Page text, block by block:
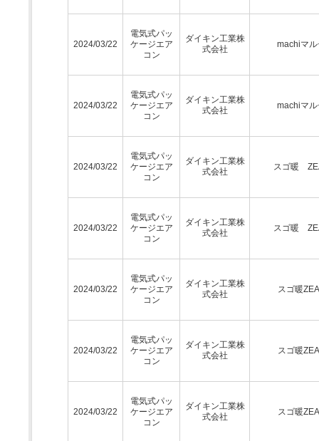
2024/03/22
電気式パッ
ケージエア
コン
ダイキン工業株
式会社
machiマル
2024/03/22
電気式パッ
ケージエア
コン
ダイキン工業株
式会社
machiマル
2024/03/22
電気式パッ
ケージエア
コン
ダイキン工業株
式会社
スゴ暖
2024/03/22
電気式パッ
ケージエア
コン
ダイキン工業株
式会社
スゴ暖
2024/03/22
電気式パッ
ケージエア
コン
ダイキン工業株
式会社
スゴ暖
2024/03/22
電気式パッ
ケージエア
コン
ダイキン工業株
式会社
スゴ暖
2024/03/22
電気式パッ
ケージエア
コン
ダイキン工業株
式会社
スゴ暖